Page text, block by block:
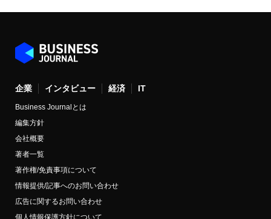
企業 インタビュー 経済 IT
Business Journalとは
編集方針
会社概要
著者一覧
著作権/免責事項について
情報提供/記事へのお問い合わせ
広告に関するお問い合わせ